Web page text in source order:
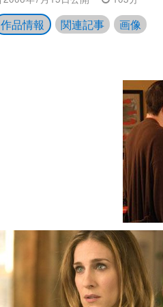
作品情報 関連記事 画像